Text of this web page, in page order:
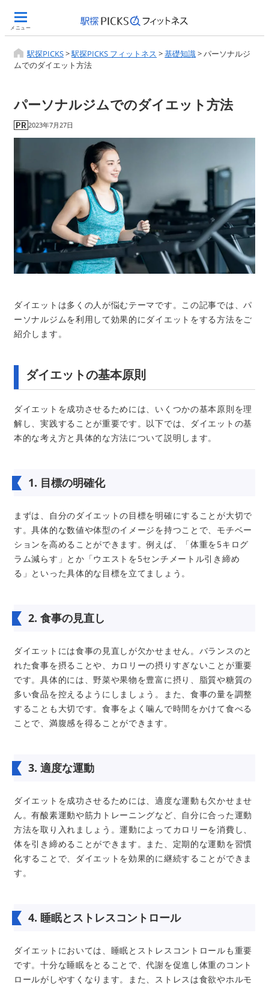
メニュー
駅探PICKS>駅探PICKS フィットネス >基礎知識>パーソナルジ
ムでのダイエット方法
パーソナルジムでのダイエット方法
2023年7月27日
ダイエットは多くの人が悩むテーマです。この記事では、パ
ーソナルジムを利用して効果的にダイエットをする方法をご
紹介します。
ダイエットの基本原則
ダイエットを成功させるためには、いくつかの基本原則を理
解し、実践することが重要です。以下では、ダイエットの基
本的な考え方と具体的な方法について説明します。
1. 目標の明確化
まずは、自分のダイエットの目標を明確にすることが大切で
す。具体的な数値や体型のイメージを持つことで、モチベー
ションを高めることができます。例えば、「体重を5キログ
ラム減らす」とか「ウエストを5センチメートル引き締め
る」といった具体的な目標を立てましょう。
2. 食事の見直し
ダイエットには食事の見直しが欠かせません。バランスのと
れた食事を摂ることや、カロリーの摂りすぎないことが重要
です。具体的には、野菜や果物を豊富に摂り、脂質や糖質の
多い食品を控えるようにしましょう。また、食事の量を調整
することも大切です。食事をよく噛んで時間をかけて食べる
ことで、満腹感を得ることができます。
3. 適度な運動
ダイエットを成功させるためには、適度な運動も欠かせませ
ん。有酸素運動や筋力トレーニングなど、自分に合った運動
方法を取り入れましょう。運動によってカロリーを消費し、
体を引き締めることができます。また、定期的な運動を習慣
化することで、ダイエットを効果的に継続することができま
す。
4. 睡眠とストレスコントロール
ダイエットにおいては、睡眠とストレスコントロールも重要
です。十分な睡眠をとることで、代謝を促進し体重のコント
ロールがしやすくなります。また、ストレスは食欲やホルモ